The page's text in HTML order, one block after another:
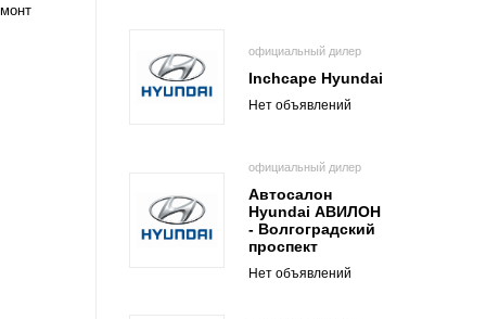
официальный дилер
Inchcape Hyundai
Нет объявлений
официальный дилер
Автосалон
Hyundai АВИЛОН
- Волгоградский
проспект
Нет объявлений